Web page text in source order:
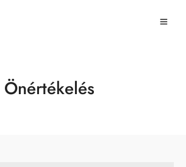
Önértékelés